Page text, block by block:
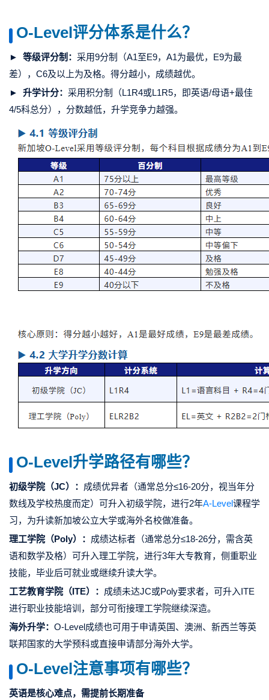
O-Level评分体系是什么？
► 等级评分制： 采用9分制（A1至E9，A1为最优，E9为最
差），C6及以上为及格。得分越小，成绩越优。
► 升学计分： 采用积分制（L1R4或L1R5，即英语/母语+最佳
4/5科总分），分数越低，升学竞争力越强。
O-Level升学路径有哪些？
初级学院（JC）： 成绩优异者（通常总分≤16-20分，视当年分
数线及学校热度而定）可升入初级学院，进行2年A-Level课程学
习，为升读新加坡公立大学或海外名校做准备。
理工学院（Poly）： 成绩达标者（通常总分≤18-26分，需含英
语和数学及格）可升入理工学院，进行3年大专教育，侧重职业
技能，毕业后可就业或继续升读大学。
工艺教育学院（ITE）： 成绩未达JC或Poly要求者，可升入ITE
进行职业技能培训，部分可衔接理工学院继续深造。
海外升学： O-Level成绩也可用于申请英国、澳洲、新西兰等英
联邦国家的大学预科或直接申请部分海外大学。
O-Level 注意事项有哪些？
英语是核心难点，需提前长期准备